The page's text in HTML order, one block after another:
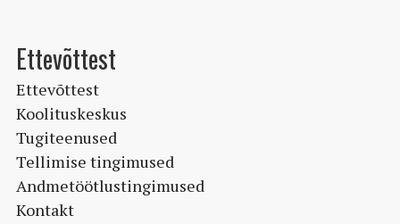
Ettevõttest
Ettevõttest
Koolituskeskus
Tugiteenused
Tellimise tingimused
Andmetöötlustingimused
Kontakt